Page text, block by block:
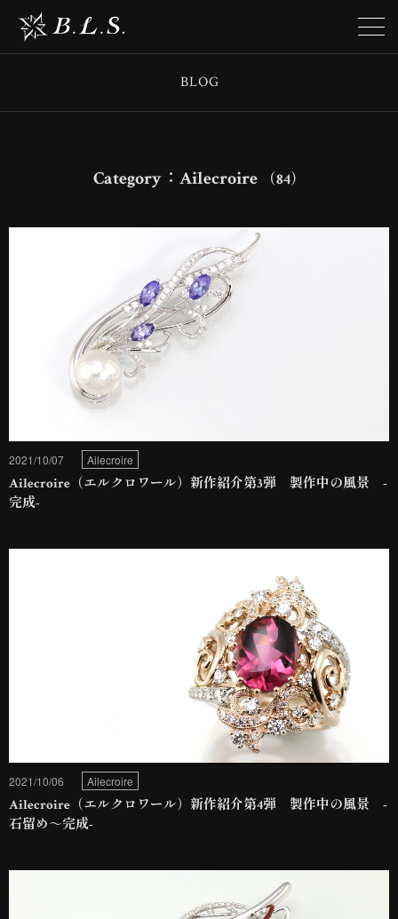
BLOG
Category：Ailecroire （84）
2021/10/07 Ailecroire
Ailecroire（エルクロワール）新作紹介第3弾 製作中の風景 -
完成-
2021/10/06 Ailecroire
Ailecroire（エルクロワール）新作紹介第4弾 製作中の風景 -
石留め～完成-